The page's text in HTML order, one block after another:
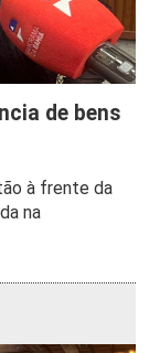
de bens
à frente da
na